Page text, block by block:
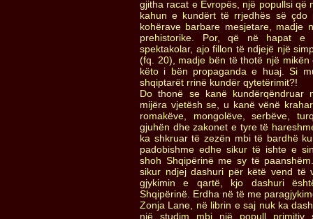
gjitha racat e Evropës, një popullsi që
kahun e kundërt të rrjedhës së çdo
kohërave barbare mesjetare, madje
prehistorike. Por, që në hapat
spektakolar, ajo fillon të ndjejë një
(fq. 20), madje bën të thotë një
këto i bën propaganda e huaj. Si
shqiptarët rrinë kundër qytetërimit?!
Do thonë se kanë kundërqëndruar
mijëra vjetësh se, u kanë vënë
romakëve, mongolëve, serbëve,
gjuhën dhe zakonet e tyre të
ka shkruar të zezën mbi të bardhë
padobishme edhe sikur të ishte e
shoh Shqipërinë me sy të
sikur ndjej dashuri për këtë vend të
gjykimin e qartë, kjo dashuri
Shqipërinë. Erdha në të me
Zonja Lane, në librin e saj nuk ka
një studim mbi një popull